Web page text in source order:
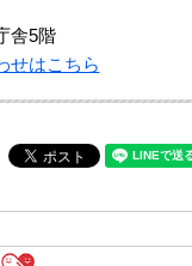
舎5階
せはこちら